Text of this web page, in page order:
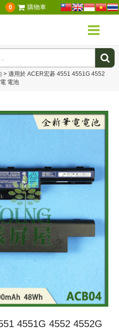
0 購物車
> 適用於 ACER宏碁 4551 4551G 4552
電池
4551G 4552 4552G